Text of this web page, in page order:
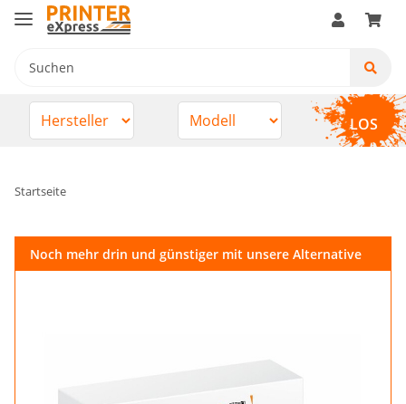
LOS
Startseite
Noch mehr drin und günstiger mit unsere Alternative